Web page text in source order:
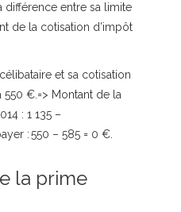
différence entre sa limite
de la cotisation d’impôt
et sa cotisation
€.=> Montant de la
: 1 135 –
: 550 – 585 = 0 €.
la prime